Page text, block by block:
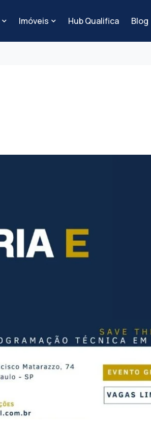
Imóveis Hub Qualifica Blog